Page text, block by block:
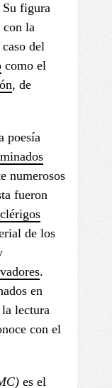
Su figura
con la
del
como el
, de
poesía
numerosos
fueron
clérigos
de los
.
en
lectura
con el
es el